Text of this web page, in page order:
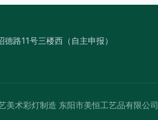
路11号三楼西（自主申报）
美术彩灯制造 东阳市美恒工艺品有限公司